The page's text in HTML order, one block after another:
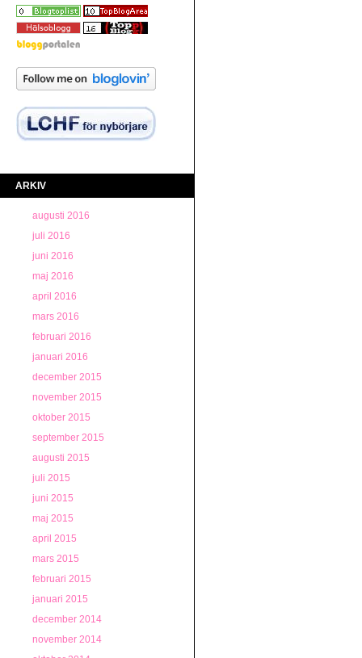
ARKIV
augusti 2016
juli 2016
juni 2016
maj 2016
april 2016
mars 2016
februari 2016
januari 2016
december 2015
november 2015
oktober 2015
september 2015
augusti 2015
juli 2015
juni 2015
maj 2015
april 2015
mars 2015
februari 2015
januari 2015
december 2014
november 2014